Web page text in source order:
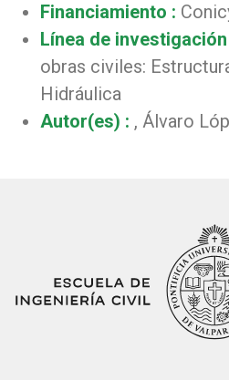
Financiamiento :
Línea de investigación
obras civiles:
Hidráulica
Autor(es) : , Álvaro